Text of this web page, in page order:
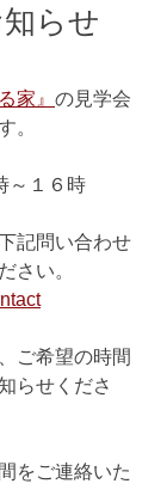
知らせ
家』 の見学会
。
～１６時
記問い合わせ
さい。
ご希望の時間
らせくださ
をご連絡いた